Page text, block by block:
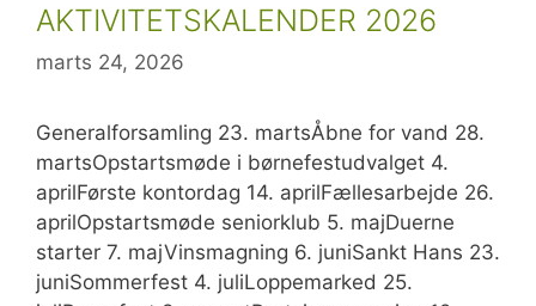
AKTIVITETSKALENDER 2026
marts 24, 2026
Generalforsamling 23. martsÅbne for vand 28.
martsOpstartsmøde i børnefestudvalget 4.
aprilFørste kontordag 14. aprilFællesarbejde 26.
aprilOpstartsmøde seniorklub 5. majDuerne
starter 7. majVinsmagning 6. juniSankt Hans 23.
juniSommerfest 4. juliLoppemarked 25.